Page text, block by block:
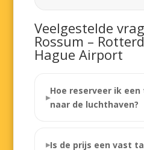
Veelgestelde
Rossum –
Hague Airport
Hoe reserveer ik een
naar de luchthaven?
Is de prijs een vast